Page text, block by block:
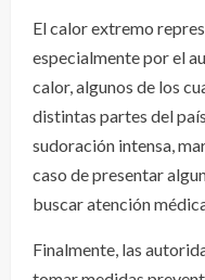
El calor extremo
especialmente por el
calor, algunos de los
distintas partes del
sudoración intensa,
caso de presentar
buscar atención
Finalmente, las